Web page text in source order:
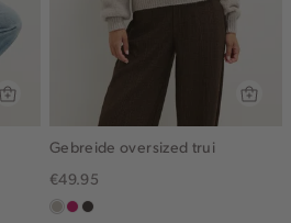
Gebreide oversized trui
€49.95
taupe,
rose,choco